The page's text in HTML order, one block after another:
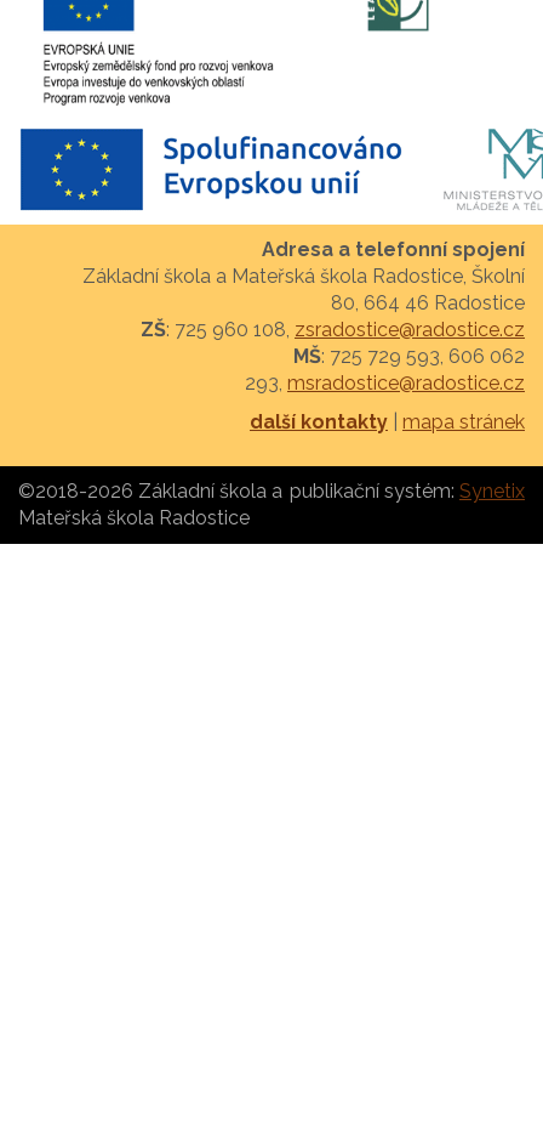
Adresa a telefonní spojení
Základní škola a Mateřská škola Radostice, Školní
80, 664 46 Radostice
ZŠ: 725 960 108, zsradostice@radostice.cz
MŠ: 725 729 593, 606 062
293, msradostice@radostice.cz
další kontakty
mapa stránek
publikační systém: Synetix
©2018-2026 Základní škola a
Mateřská škola Radostice